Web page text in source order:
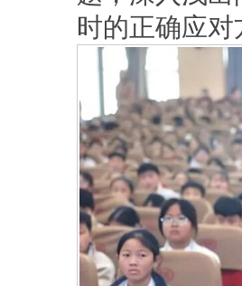
时的正确应